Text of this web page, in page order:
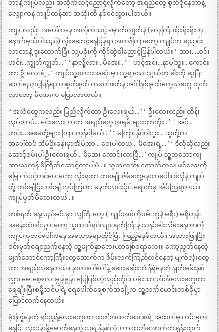
တာနဲ့ ကျုပ်လည်း အလိုက်သင့်ညှောင့်လိုက်တော့ အရည်တွေ စွတ်စိုနေတာနဲ့
လျှောကနဲ ကျုပ်တန်ဆာ အဆုံးထိ နစ်ဝင်သွားပါတယ်။
ကျုပ်လည်း အပေါ်ကနေ အလိုက်သင့် မှောက်လျက်နဲ့ (လှေကြီးထိုးရိုးရိုးဟု
နောက်မှသိပါသည်) လိုးဆောင့်နေပြန်ရာ အတန်ကြာတော့ ကျုပ်က ညောင်း
လာတာနဲ့ ဒူးထောက်ပြီး သူ့ပခုံးကို ကိုင်ဆွဲခါညှောင့်ပြန်ပါတယ်။ “ အား…ဟင်း
ဟင်း…ကျွတ်ကျွတ်…” “ နာလို့လား…မိအေး…” “ ဟင့်အင်း…နာပါဘူး…ကောင်း
တာ ဦးလေးရဲ့…” ကျုပ်သူ့စကားအဆုံးမှာ သူ့ရဲ့သေးသွယ်တဲ့ ခါးကို ဆွဲပြီး
ဆက်ညှောင့်ပြန်ရာ တစွတ်စွတ် တဖတ်ဖတ်နဲ့ အင်္ဂါနှစ်ခု ထိတွေ့သံတွေ ထွက်
လာတော့ မိအေးက ပြောလာတယ်။
“ အသံတွေကလည်း မြည်လိုက်တာ ဦးလေးရယ်…” “ ဦးလေးလည်း ထိန်း
လုပ်တာပဲ… မင်းလေးဟာက အရည်တွေ အရမ်းများတာကိုး…” “ အင့်…
ဟင်း…အမေတို့များ ကြားကုန်ပါ့မယ်…” “ မကြားနိုင်ပါဘူး… သူတို့က
အပေါ်ထပ် အိမ်ဦးခန်းမှာအိပ်တာ… ဝေးပါတယ်… မိအေးရဲ့…” “ ဒီလိုဆိုလည်း
ဆောင့်စမ်းပါ ဦးလေးရယ်… မိအေး ကောင်းလာပြီ…” ကျုပ် သူ့သဘောကျ
အားသကုန် ဖိကြိတ်ဆောင့်တာပါပဲ…။ သူကလည်း အောက်ကနေ ဖင်လေးကို
မြှောက်ပင့်တင်ပေးတော့ လိုးရတာ တစ်မျိုးဇိမ်တွေ့နေတာပေါ့။ ဒီလိုနဲ့ ကျုပ်
တို့ တစ်ချီပြီးတစ်ချီ လုပ်ကြတာ မနက်လင်းပိုင်းရောက်မှ အိပ်ကြရတယ်။
ကျုပ်မှတ်မိသေးတယ်…။
တစ်ရက် နေ့လည်ခင်းမှာ လူကြီးတွေ (ကျုပ်အစ်ကိုဝမ်းကွဲနဲ့ မရီး) မရှိတုန်း
အခန်းထဲဝင်သွားတော့ သူထဘီရင်လျားရက်ကြီးနဲ့ သနပ်ခါးလိမ်းနေတာကို
ကျုပ်ကုတင်ပေါ်ကနေ အသေအချာထိုင်ပြီး ကြည့်နေမိတယ်။ အသားဖြူပြီး
ဝင်းမွတ်ချောညက်နေတဲ့ သူ့မျက်နှာလေးဟာချစ်စရာလေး။ ကော့ညွတ်နေတဲ့
မျက်တောင်ကော့ကြီးတွေအောက်က စိမ်းလက်ကြည်လင်နေတဲ့ မျက်လုံးတွေ
ဟာ အရည်လဲ့နေတယ်။ နှာတံပေါ်ပေါ်နဲ့ ဆေးမဆိုးဘဲ နီရဲနေတဲ့ နှုတ်ခမ်းနှစ်
လွှာ၊ မေးစေ့လေးချွန်ချွန်၊ ပြေပြစ်တဲ့လည်တိုင်၊ ပခုံးသားအိအိလေးတွေဟာ
ရေချိုးပြီးစမို့ထင်ပါရဲ့ ရေပေါက်ရေစက်အချို့က သူ့လက်မောင်းတစ်ခိုမှာ
ပြောင်လက်နေတယ်။
ခုံးကြွနေတဲ့ ရင်ညွန့်လေးတွေဟာ ထဘီအထက်ဆင်စရဲ့ အထက်မှာ ဝင်းမွတ်
နေပြီး လုံးဝန်းမို့မောက်နေတဲ့ သူ့ရဲ့နို့နှစ်လုံးဟာ ထဘီအောက်က ရုန်းထွက်